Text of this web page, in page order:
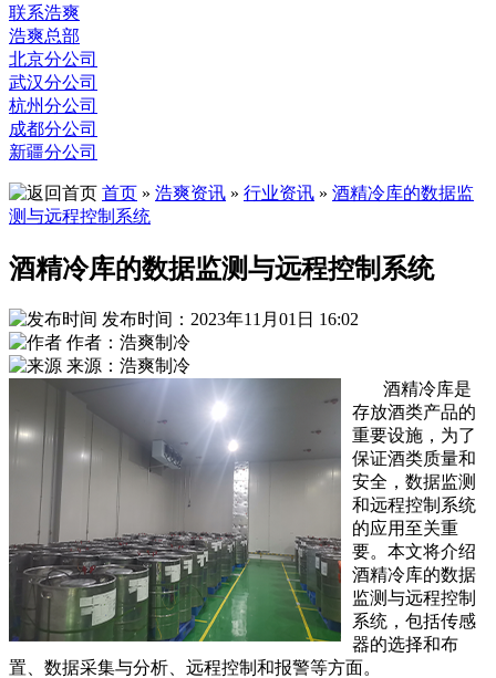
联系浩爽
浩爽总部
北京分公司
武汉分公司
杭州分公司
成都分公司
新疆分公司
首页 » 浩爽资讯 » 行业资讯 » 酒精冷库的数据监
测与远程控制系统
酒精冷库的数据监测与远程控制系统
发布时间：2023年11月01日 16:02
作者：浩爽制冷
来源：浩爽制冷
酒精冷库是
存放酒类产品的
重要设施，为了
保证酒类质量和
安全，数据监测
和远程控制系统
的应用至关重
要。本文将介绍
酒精冷库的数据
监测与远程控制
系统，包括传感
器的选择和布
置、数据采集与分析、远程控制和报警等方面。